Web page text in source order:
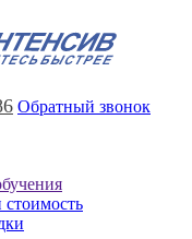
Обратный звонок
стоимость